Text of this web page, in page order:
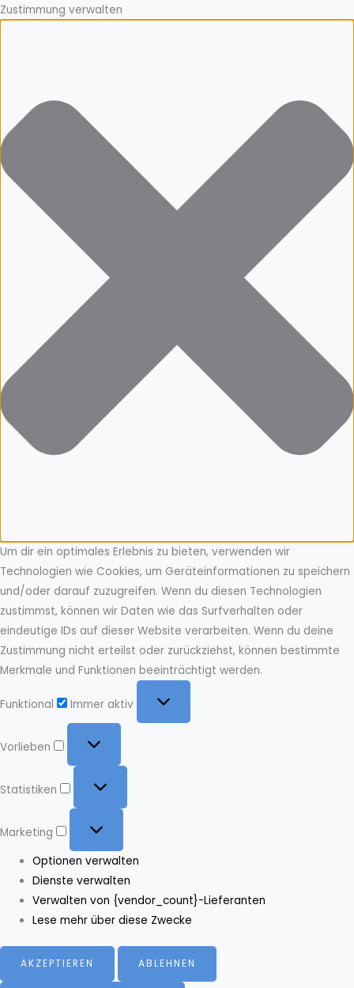
Zustimmung verwalten
Um dir ein optimales Erlebnis zu bieten, verwenden wir
Technologien wie Cookies, um Geräteinformationen zu speichern
und/oder darauf zuzugreifen. Wenn du diesen Technologien
zustimmst, können wir Daten wie das Surfverhalten oder
eindeutige IDs auf dieser Website verarbeiten. Wenn du deine
Zustimmung nicht erteilst oder zurückziehst, können bestimmte
Merkmale und Funktionen beeinträchtigt werden.
Funktional
Immer aktiv
Vorlieben
Statistiken
Marketing
Optionen verwalten
Dienste verwalten
Verwalten von {vendor_count}-Lieferanten
Lese mehr über diese Zwecke
AKZEPTIEREN ABLEHNEN